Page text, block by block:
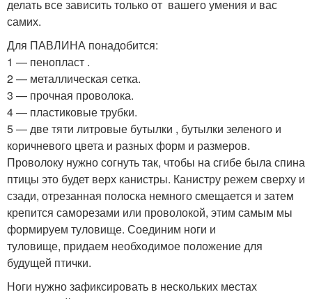
делать все зависить только от вашего умения и вас
самих.
Для ПАВЛИНА понадобится:
1 — пенопласт .
2 — металлическая сетка.
3 — прочная проволока.
4 — пластиковые трубки.
5 — две тяти литровые бутылки , бутылки зеленого и
коричневого цвета и разных форм и размеров.
Проволоку нужно согнуть так, чтобы на сгибе была спина
птицы это будет верх канистры. Канистру режем сверху и
сзади, отрезанная полоска немного смещается и затем
крепится саморезами или проволокой, этим самым мы
формируем туловище. Соединим ноги и
туловище, придаем необходимое положение для
будущей птички.
Ноги нужно зафиксировать в нескольких местах